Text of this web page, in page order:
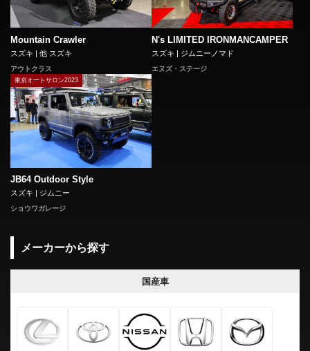
Mountain Crawler
スズキ | 他 スズキ
アウトクラス
N's LIMITED IRONMANCAMPER
スズキ | ジムニーノマド
エヌズ・ステージ
東京オートサロン2023
JB64 Outdoor Style
スズキ | ジムニー
ショウワガレージ
メーカーから探す
国産車